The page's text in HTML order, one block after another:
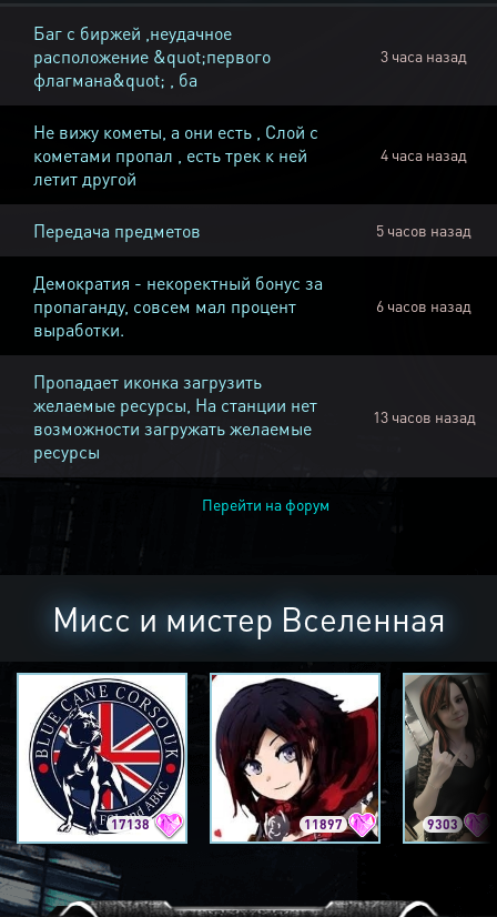
Баг с биржей ,неудачное
расположение &quot;первого
флагмана&quot; , ба
3 часа назад
Не вижу кометы, а они есть , Слой с
кометами пропал , есть трек к ней
летит другой
4 часа назад
Передача предметов 5 часов назад
Демократия - некоректный бонус за
пропаганду, совсем мал процент
выработки.
6 часов назад
Пропадает иконка загрузить
желаемые ресурсы, На станции нет
возможности загружать желаемые
ресурсы
13 часов назад
Перейти на форум
Мисс и мистер Вселенная
17138 11897 9303